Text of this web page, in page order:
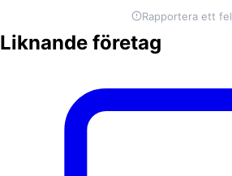
Rapportera ett fel
Liknande företag